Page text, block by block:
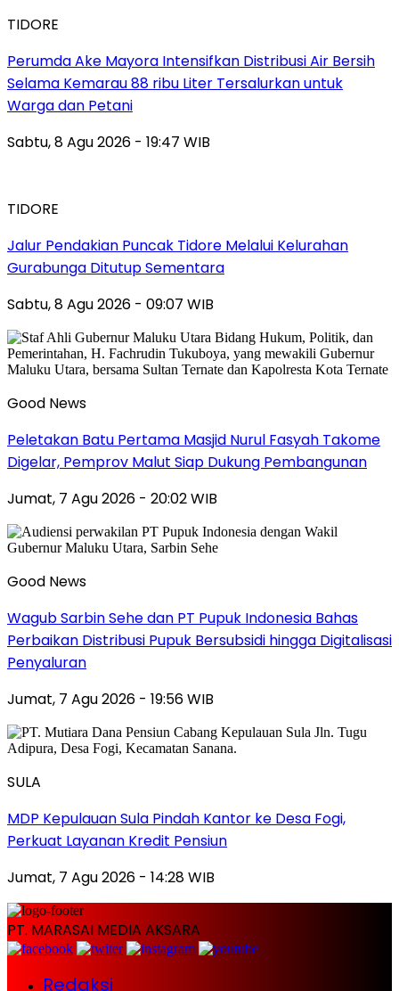
TIDORE
Perumda Ake Mayora Intensifkan Distribusi Air Bersih
Selama Kemarau 88 ribu Liter Tersalurkan untuk
Warga dan Petani
Sabtu, 8 Agu 2026 - 19:47 WIB
TIDORE
Jalur Pendakian Puncak Tidore Melalui Kelurahan
Gurabunga Ditutup Sementara
Sabtu, 8 Agu 2026 - 09:07 WIB
Good News
Peletakan Batu Pertama Masjid Nurul Fasyah Takome
Digelar, Pemprov Malut Siap Dukung Pembangunan
Jumat, 7 Agu 2026 - 20:02 WIB
Good News
Wagub Sarbin Sehe dan PT Pupuk Indonesia Bahas
Perbaikan Distribusi Pupuk Bersubsidi hingga Digitalisasi
Penyaluran
Jumat, 7 Agu 2026 - 19:56 WIB
SULA
MDP Kepulauan Sula Pindah Kantor ke Desa Fogi,
Perkuat Layanan Kredit Pensiun
Jumat, 7 Agu 2026 - 14:28 WIB
PT. MARASAI MEDIA AKSARA
Redaksi